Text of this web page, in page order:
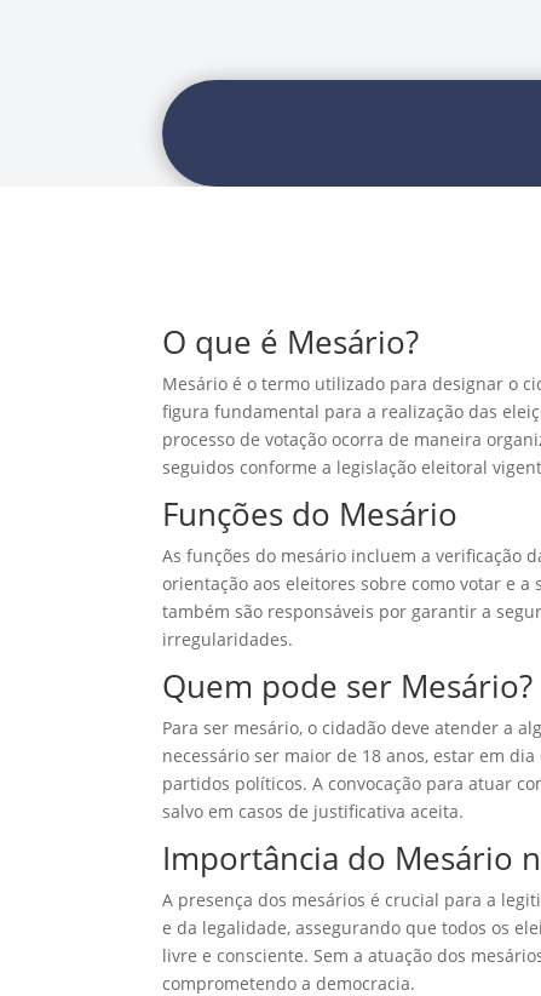
O que é Mesário?
Mesário é o termo utilizado para designar o
figura fundamental para a realização das
processo de votação ocorra de maneira
seguidos conforme a legislação eleitoral
Funções do Mesário
As funções do mesário incluem a verificação
orientação aos eleitores sobre como votar e a
também são responsáveis por garantir a
irregularidades.
Quem pode ser Mesário?
Para ser mesário, o cidadão deve atender a
necessário ser maior de 18 anos, estar em
partidos políticos. A convocação para atuar
salvo em casos de justificativa aceita.
Importância do Mesário
A presença dos mesários é crucial para a
e da legalidade, assegurando que todos os
livre e consciente. Sem a atuação dos
comprometendo a democracia.